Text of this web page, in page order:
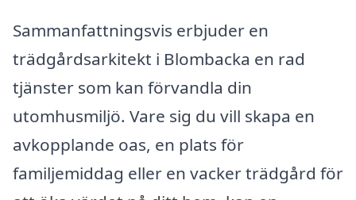
Sammanfattningsvis erbjuder en
trädgårdsarkitekt i Blombacka en rad
tjänster som kan förvandla din
utomhusmiljö. Vare sig du vill skapa en
avkopplande oas, en plats för
familjemiddag eller en vacker trädgård för